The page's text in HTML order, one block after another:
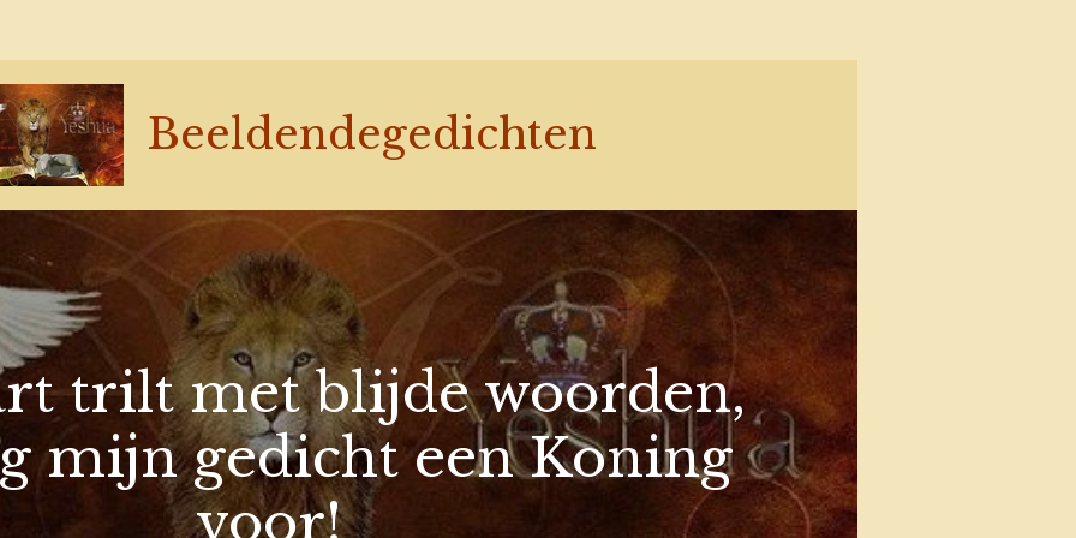
Beeldendegedichten
trilt met blijde woorden,
mijn gedicht een Koning
voor!